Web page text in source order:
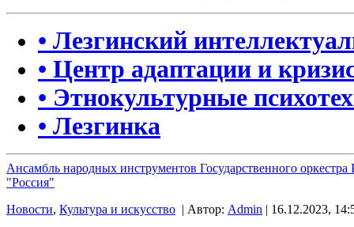
• Лезгинский
• Центр адаптации и
• Этнокультурные
• Лезгинка
Ансамбль народных инструментов Государственного
"Россия"
Новости, Культура и искусство | Автор: Admin | 16.12.2023,